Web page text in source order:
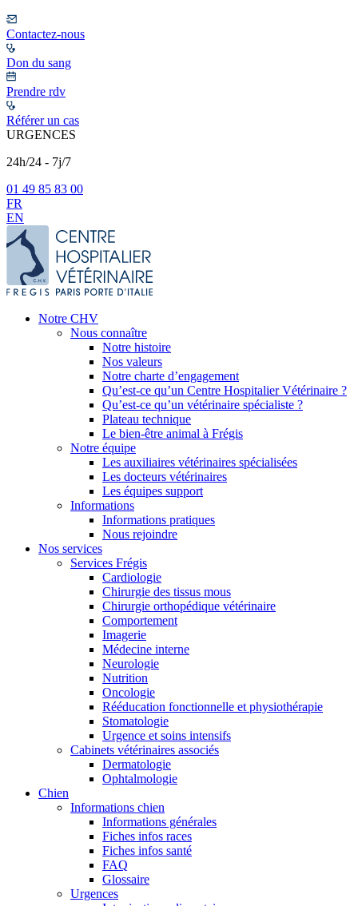
Contactez-nous
Don du sang
Prendre rdv
Référer un cas
URGENCES
24h/24 - 7j/7
01 49 85 83 00
FR
EN
Notre CHV
Nous connaître
Notre histoire
Nos valeurs
Notre charte d’engagement
Qu’est-ce qu’un Centre Hospitalier Vétérinaire ?
Qu’est-ce qu’un vétérinaire spécialiste ?
Plateau technique
Le bien-être animal à Frégis
Notre équipe
Les auxiliaires vétérinaires spécialisées
Les docteurs vétérinaires
Les équipes support
Informations
Informations pratiques
Nous rejoindre
Nos services
Services Frégis
Cardiologie
Chirurgie des tissus mous
Chirurgie orthopédique vétérinaire
Comportement
Imagerie
Médecine interne
Neurologie
Nutrition
Oncologie
Rééducation fonctionnelle et physiothérapie
Stomatologie
Urgence et soins intensifs
Cabinets vétérinaires associés
Dermatologie
Ophtalmologie
Chien
Informations chien
Informations générales
Fiches infos races
Fiches infos santé
FAQ
Glossaire
Urgences